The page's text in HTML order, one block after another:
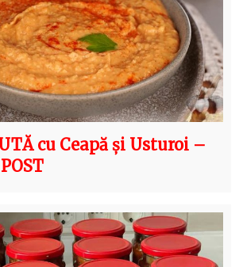
cu Ceapă și Usturoi –